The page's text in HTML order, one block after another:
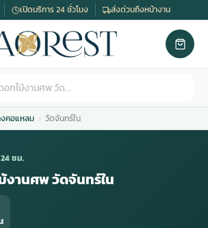
เปิดบริการ 24 ชั่วโมง ส่งด่วนถึงหน้างาน
คอแหลม วัดจันทร์ใน
ชม.
งานศพ วัดจันทร์ใน